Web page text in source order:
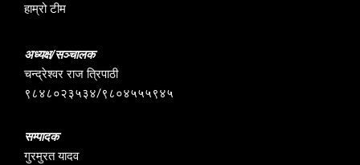
हाम्रो टीम
अध्यक्ष/सञ्चालक
चन्द्रेश्वर राज त्रिपाठी
९८४८०२३५३४/९८०४५५५९४५
सम्पादक
गुरमुरत यादव